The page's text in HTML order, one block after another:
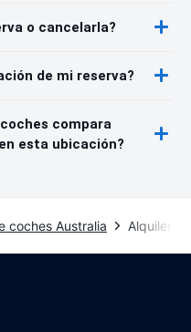
o cancelarla?
de mi reserva?
compara
esta ubicación?
coches Australia Alquiler